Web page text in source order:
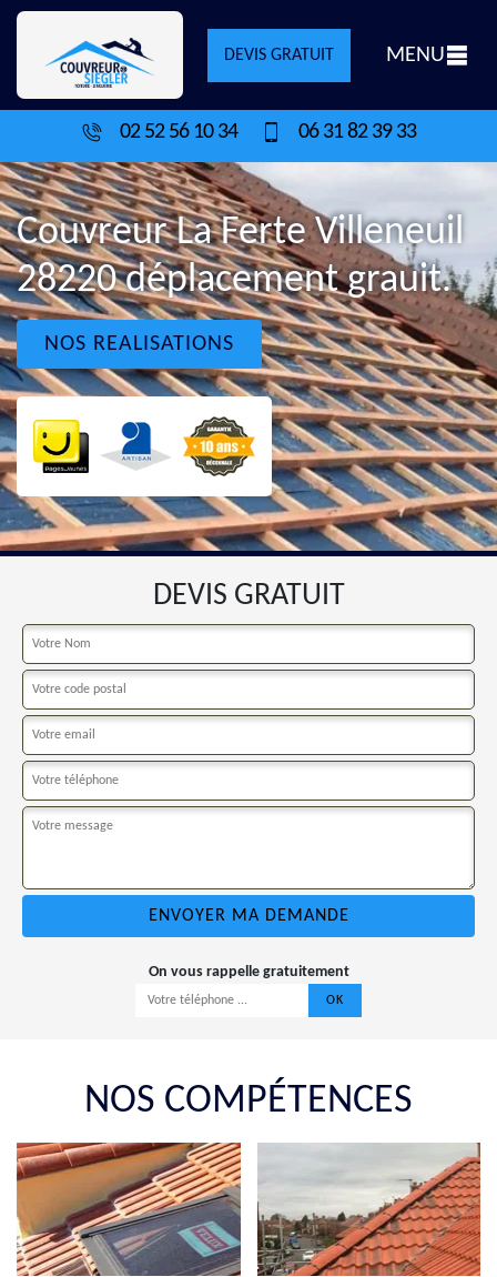
DEVIS GRATUIT MENU
02 52 56 10 34 06 31 82 39 33
Couvreur La Ferte Villeneuil
28220 déplacement grauit.
NOS REALISATIONS
DEVIS GRATUIT
On vous rappelle gratuitement
NOS COMPÉTENCES